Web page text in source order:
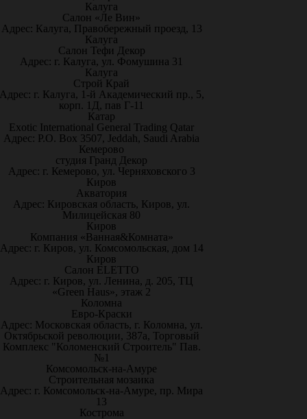
Калуга
Салон «Ле Вин»
Адрес: Калуга, Правобережный проезд, 13
Калуга
Салон Тефи Декор
Адрес: г. Калуга, ул. Фомушина 31
Калуга
Строй Край
г. Калуга, 1-й Академический пр., 5,
корп. 1Д, пав Г-11
Катар
Exotic International General Trading Qatar
Адрес: P.O. Box 3507, Jeddah, Saudi Arabia
Кемерово
студия Гранд Декор
Адрес: г. Кемерово, ул. Черняховского 3
Киров
Акватория
Адрес: Кировская область, Киров, ул.
Милицейская 80
Киров
Компания «Ванная&Комната»
Адрес: г. Киров, ул. Комсомольская, дом 14
Киров
Салон ELETTO
Адрес: г. Киров, ул. Ленина, д. 205, ТЦ
«Green Haus», этаж 2
Коломна
Евро-Краски
Адрес: Московская область, г. Коломна, ул.
Октябрьской революции, 387а, Торговый
Комплекс "Коломенский Строитель" Пав.
№1
Комсомольск-на-Амуре
Строительная мозаика
Адрес: г. Комсомольск-на-Амуре, пр. Мира
13
Кострома